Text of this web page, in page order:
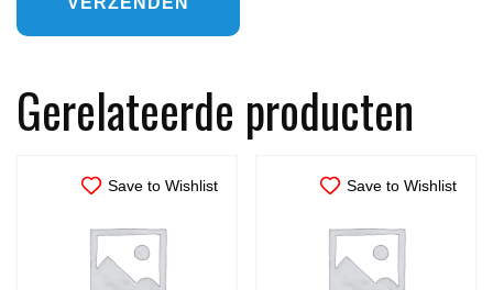
Gerelateerde producten
Save to Wishlist Save to Wishlist